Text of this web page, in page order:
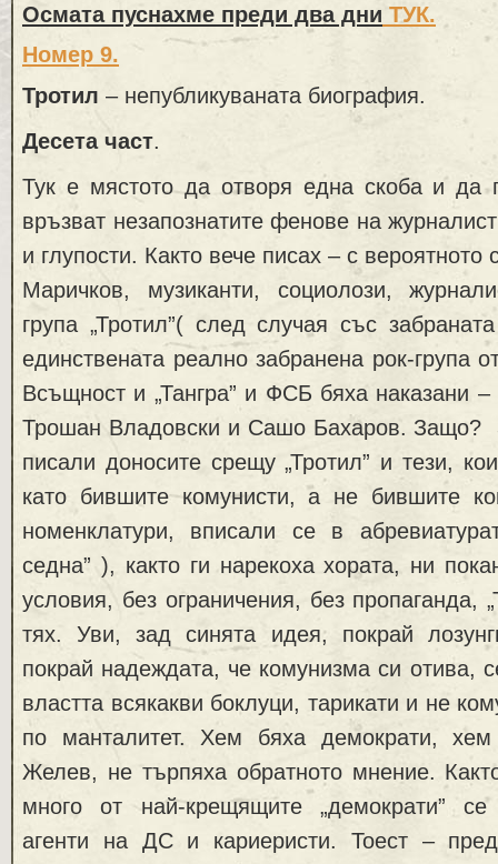
Осмата пуснахме преди два дни ТУК.
Номер 9.
Тротил – непубликуваната биография.
Десета част.
Тук е мястото да отворя една скоба и да
връзват незапознатите фенове на
и глупости. Както вече писах – с
Маричков, музиканти, социолози,
група „Тротил”( след случая със
единствената реално забранена рок-група
Всъщност и „Тангра” и ФСБ бяха наказани –
Трошан Владовски и Сашо Бахаров. Защо?
писали доносите срещу „Тротил” и тези,
като бившите комунисти, а не бившите
номенклатури, вписали се в
седна” ), както ги нарекоха хората, ни
условия, без ограничения, без пропаганда,
тях. Уви, зад синята идея, покрай
покрай надеждата, че комунизма си отива,
властта всякакви боклуци, тарикати и не
по манталитет. Хем бяха демократи,
Желев, не търпяха обратното мнение.
много от най-крещящите „демократи” се
агенти на ДС и кариеристи. Тоест –